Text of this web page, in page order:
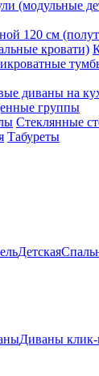
(модульные
120 см
кровати)
диваны на
группы
Стеклянные
Табуреты
Детская
Диваны клик-